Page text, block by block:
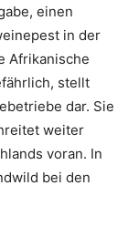
einen
in der
Afrikanische
stellt
dar. Sie
weiter
voran. In
bei den